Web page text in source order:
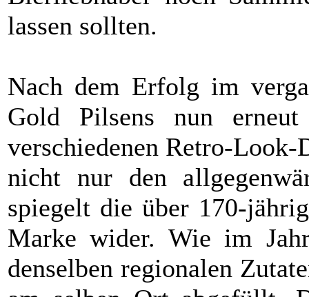
lassen sollten.
Nach dem Erfolg im
Gold Pilsens nun
verschiedenen Retro-
nicht nur den
spiegelt die über 170-
Marke wider. Wie im
denselben regionalen